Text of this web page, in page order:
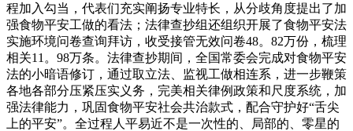
程加入勾当，代表们充实阐扬专业特长，从分歧角度提出了加
强食物平安工做的看法；法律查抄组还组织开展了食物平安法
实施环境问卷查询拜访，收受接管无效问卷48。82万份，梳理
相关11。98万条。法律查抄期间，全国常委会完成对食物平安
法的小暗语修订，通过取立法、监视工做相连系，进一步鞭策
各地各部分压紧压实义务，完美相关律例政策和尺度系统，加
强法律能力，巩固食物平安社会共治款式，配合守护好“舌尖
上的平安”。全过程人平易近不是一次性的、局部的、零星的